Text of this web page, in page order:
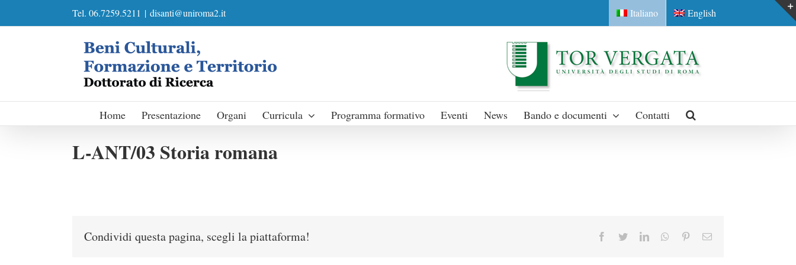
to
Tel. 06.7259.5211 | disanti@uniroma2.it Italiano English
Home Presentazione Organi Curricula Programma formativo Eventi News Bando e documenti Contatti
L-ANT/03 Storia romana
Condividi questa pagina, scegli la piattaforma! Facebook
TwitterLinkedInWhatsappPinterestEmail